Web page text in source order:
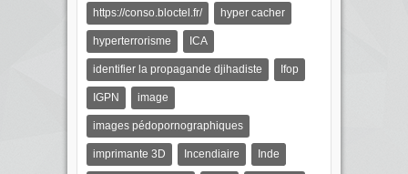
https://conso.bloctel.fr/ hyper cacher
hyperterrorisme ICA
identifier la propagande djihadiste Ifop
IGPN image
images pédopornographiques
imprimante 3D Incendiaire Inde